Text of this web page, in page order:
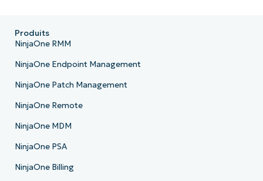
Produits
NinjaOne RMM
NinjaOne Endpoint Management
NinjaOne Patch Management
NinjaOne Remote
NinjaOne MDM
NinjaOne PSA
NinjaOne Billing